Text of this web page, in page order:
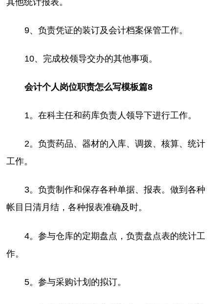
9、负责凭证的装订及会计档案保管工作。
10、完成校领导交办的其他事项。
会计个人岗位职责怎么写模板篇8
1。在科主任和药库负责人领导下进行工作。
2。负责药品、器材的入库、调拨、核算、统计
工作。
3。负责制作和保存各种单据、报表。做到各种
帐目日清月结，各种报表准确及时。
4。参与仓库的定期盘点，负责盘点表的统计工
作。
5。参与采购计划的拟订。